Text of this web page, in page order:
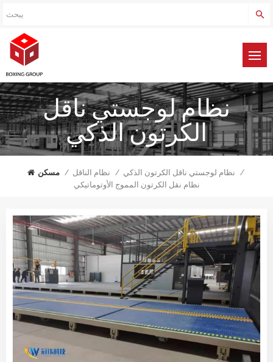
نظام لوجستي ناقل
الكرتون الذكي
مسكن / نظام الناقل / نظام لوجستي ناقل الكرتون الذكي /
نظام نقل الكرتون المموج الأوتوماتيكي